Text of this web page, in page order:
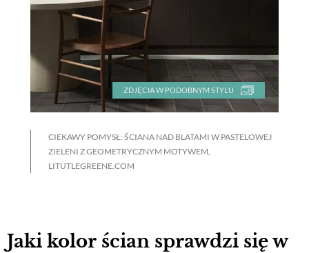
ZDJĘCIA W PODOBNYM STYLU
CIEKAWY POMYSŁ: ŚCIANA NAD BLATAMI W PASTELOWEJ
ZIELENI Z GEOMETRYCZNYM MOTYWEM,
LITUTLEGREENE.COM
Jaki kolor ścian sprawdzi się w